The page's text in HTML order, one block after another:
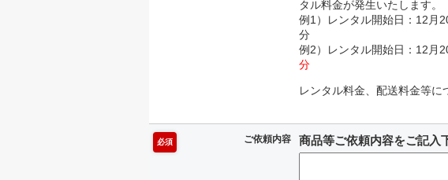
タル料金が発生いたします。
例1）レンタル開始日：12月
分
例2）レンタル開始日：12月
分
レンタル料金、配送料金等に
必須 ご依頼内容 商品等ご依頼内容をご記入